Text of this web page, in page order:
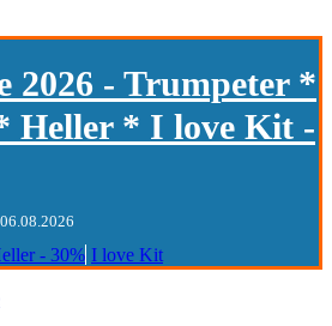
2026 - Trumpeter *
Heller * I love Kit -
- 30% I love Kit